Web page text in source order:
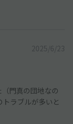
2025/6/23
門真の団地なの
ラブルが多いと